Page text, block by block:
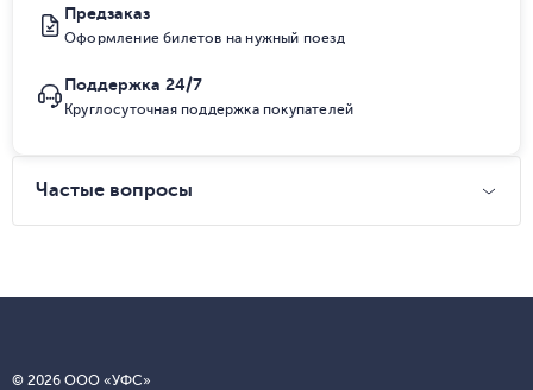
Предзаказ
Оформление билетов на нужный поезд
Поддержка 24/7
Круглосуточная поддержка покупателей
Частые вопросы
© 2026 ООО «УФС»